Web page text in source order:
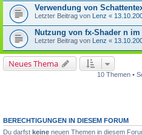
Verwendung von
Letzter Beitrag von Lenz «
Nutzung von fx-Shader n im
Letzter Beitrag von Lenz «
Neues Thema
10 Themen •
BERECHTIGUNGEN IN DIESEM FORUM
Du darfst keine neuen Themen in diesem